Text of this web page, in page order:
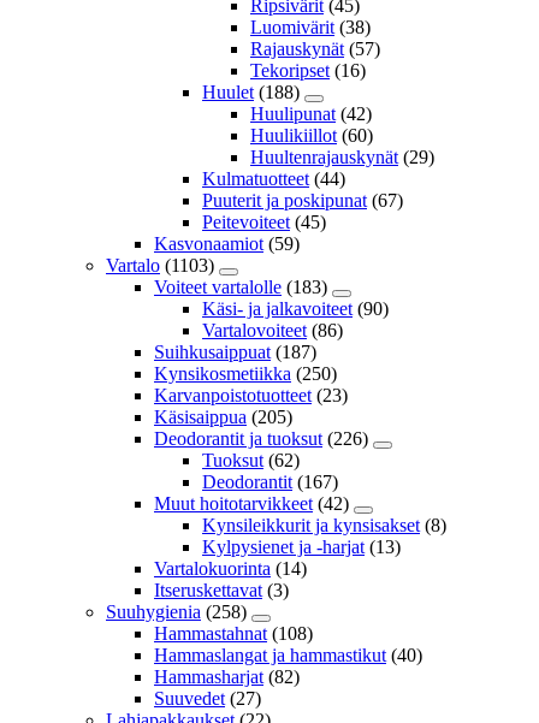
Ripsivärit (45)
Luomivärit (38)
Rajauskynät (57)
Tekoripset (16)
Huulet (188)
Huulipunat (42)
Huulikiillot (60)
Huultenrajauskynät (29)
Kulmatuotteet (44)
Puuterit ja poskipunat (67)
Peitevoiteet (45)
Kasvonaamiot (59)
Vartalo (1103)
Voiteet vartalolle (183)
Käsi- ja jalkavoiteet (90)
Vartalovoiteet (86)
Suihkusaippuat (187)
Kynsikosmetiikka (250)
Karvanpoistotuotteet (23)
Käsisaippua (205)
Deodorantit ja tuoksut (226)
Tuoksut (62)
Deodorantit (167)
Muut hoitotarvikkeet (42)
Kynsileikkurit ja kynsisakset (8)
Kylpysienet ja -harjat (13)
Vartalokuorinta (14)
Itseruskettavat (3)
Suuhygienia (258)
Hammastahnat (108)
Hammaslangat ja hammastikut (40)
Hammasharjat (82)
Suuvedet (27)